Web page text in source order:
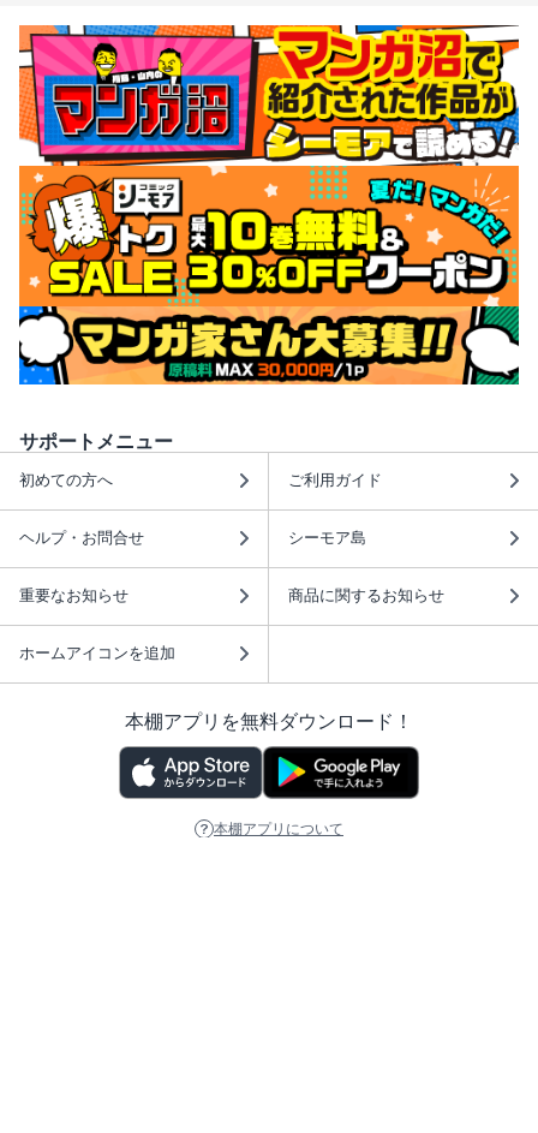
サポートメニュー
初めての方へ ご利用ガイド
ヘルプ・お問合せ シーモア島
重要なお知らせ 商品に関するお知らせ
ホームアイコンを追加
本棚アプリを無料ダウンロード！
本棚アプリについて